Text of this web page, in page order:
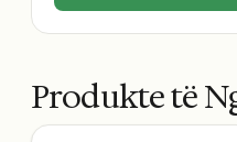
Produkte të